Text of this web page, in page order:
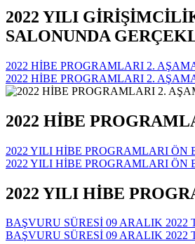
2022 YILI
SALONUNDA
2022 HİBE PROGRAMLARI 2.
2022 HİBE PROGRAMLARI 2.
2022 HİBE
2022 YILI HİBE PROGRAMLARI
2022 YILI HİBE PROGRAMLARI
2022 YILI HİBE
BAŞVURU SÜRESİ 09 ARALIK
BAŞVURU SÜRESİ 09 ARALIK